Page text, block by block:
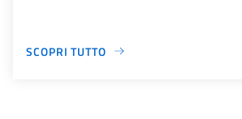
SCOPRI TUTTO